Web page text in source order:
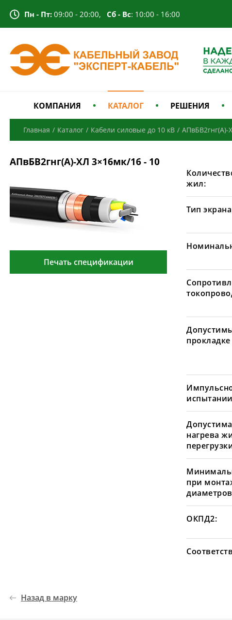
Пн - Пт: 09:00 - 20:00, Сб - Вс: 10:00 - 16:00
КОМПАНИЯ КАТАЛОГ РЕШЕНИЯ
Главная / Каталог / Кабели силовые до 10 кВ / АПвБВ2гнг(А)-
АПвБВ2гнг(А)-ХЛ 3×16мк/16 - 10
Печать спецификации
жил:
Тип
нагрева
при
ОКПД2:
Назад в марку